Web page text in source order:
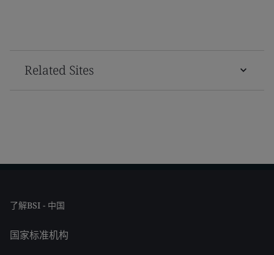
Related Sites
了解BSI - 中国
国家标准机构